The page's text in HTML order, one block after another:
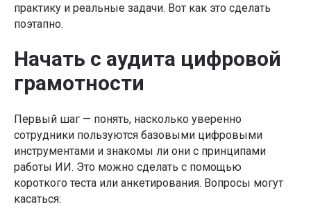
практику и реальные задачи. Вот как это сделать
поэтапно.
Начать с аудита цифровой
грамотности
Первый шаг — понять, насколько уверенно
сотрудники пользуются базовыми цифровыми
инструментами и знакомы ли они с принципами
работы ИИ. Это можно сделать с помощью
короткого теста или анкетирования. Вопросы могут
касаться: